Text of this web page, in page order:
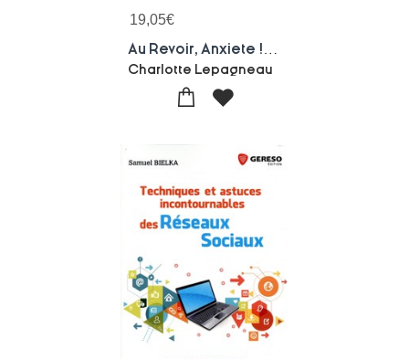
19,05€
Charlotte Lepagneau